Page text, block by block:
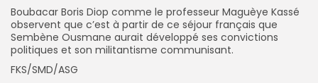
Boubacar Boris Diop comme le professeur Maguèye Kassé
observent que c’est à partir de ce séjour français que
Sembène Ousmane aurait développé ses convictions
politiques et son militantisme communisant.
FKS/SMD/ASG